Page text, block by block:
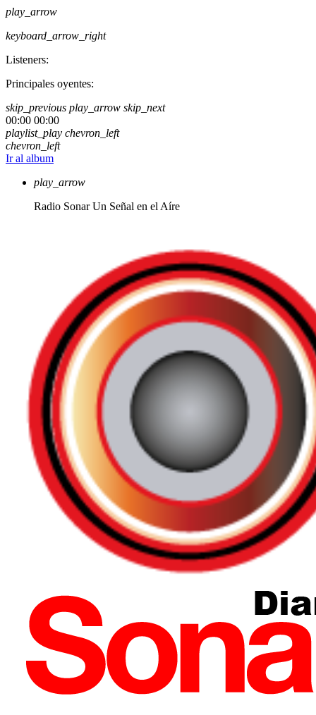
play_arrow
keyboard_arrow_right
Listeners:
Principales oyentes:
skip_previous play_arrow skip_next
00:00 00:00
playlist_play chevron_left
chevron_left
Ir al album
play_arrow
Radio Sonar Un Señal en el Aíre